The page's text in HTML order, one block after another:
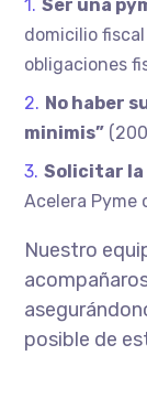
Ser una
domicilio
obligaciones
No haber
minimis”
Solicitar la
Acelera Pyme
Nuestro
posible de